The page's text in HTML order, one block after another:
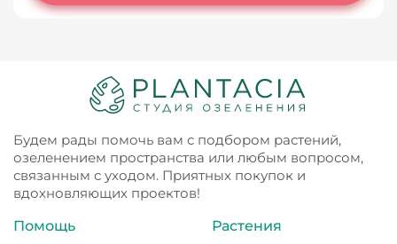
Будем рады помочь вам с подбором растений,
озеленением пространства или любым вопросом,
связанным с уходом. Приятных покупок и
вдохновляющих проектов!
Помощь
Растения